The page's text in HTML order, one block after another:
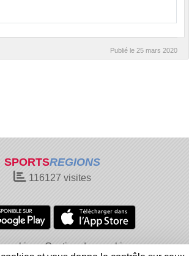
Publié le 25 mars 2020
SPORTSREGIONS
116127 visites
cookies
Gestion des cookies